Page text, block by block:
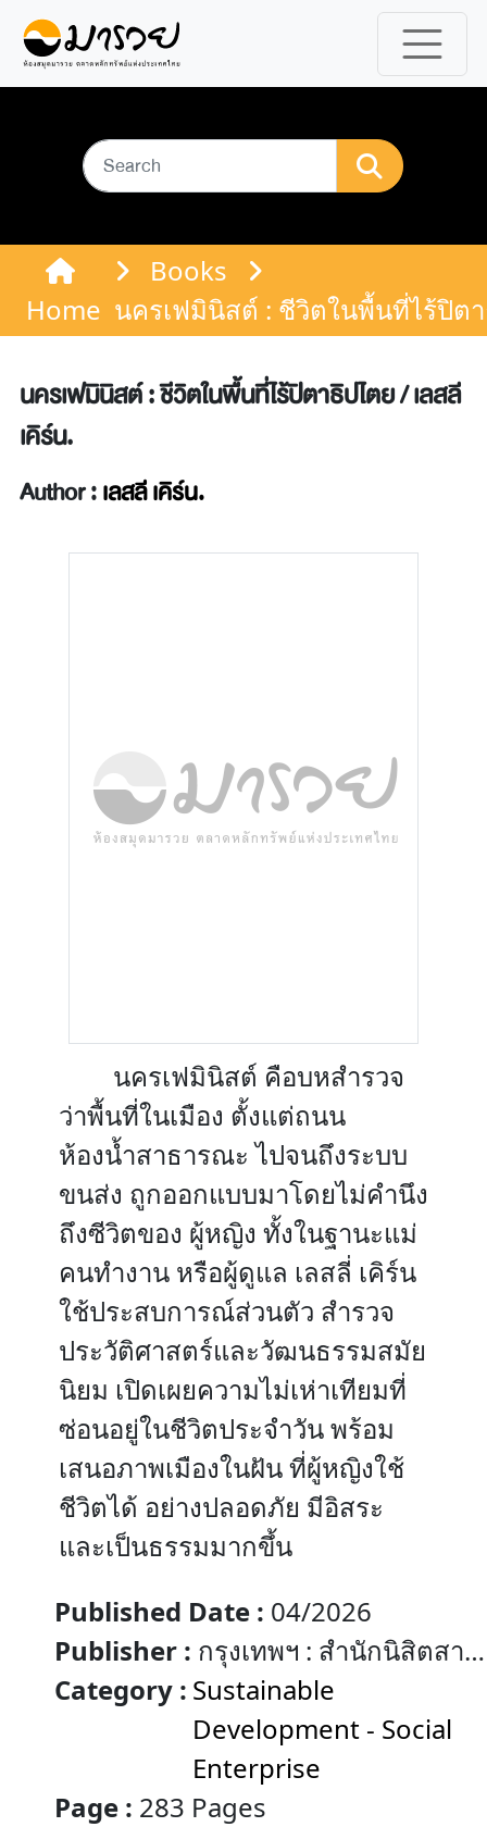
Home
Books
นครเฟมินิสต์ : ชีวิตในพื้นที่ไร้ปิต
นครเฟมินิสต์ : ชีวิตในพื้นที่ไร้ปิตาธิปไตย / เลสลี
เคิร์น.
Author :เลสลี เคิร์น.
นครเฟมินิสต์ คือบหสำรวจ
ว่าพื้นที่ในเมือง ตั้งแต่ถนน
ห้องน้ำสาธารณะ ไปจนถึงระบบ
ขนส่ง ถูกออกแบบมาโดยไม่คำนึง
ถึงซีวิตของ ผู้หญิง ทั้งในฐานะแม่
คนทำงาน หรือผู้ดูแล เลสลี่ เคิร์น
ใช้ประสบการณ์ส่วนตัว สำรวจ
ประวัติศาสตร์และวัฒนธรรมสมัย
นิยม เปิดเผยความไม่เห่าเทียมที่
ซ่อนอยู่ในชีวิตประจำวัน พร้อม
เสนอภาพเมืองในฝัน ที่ผู้หญิงใช้
ชีวิตได้ อย่างปลอดภัย มีอิสระ
และเป็นธรรมมากขึ้น
Published Date : 04/2026
Publisher : กรุงเทพฯ : สำนักนิสิตสาม
ย่าน
Category : Sustainable
Development - Social
Enterprise
Page : 283 Pages